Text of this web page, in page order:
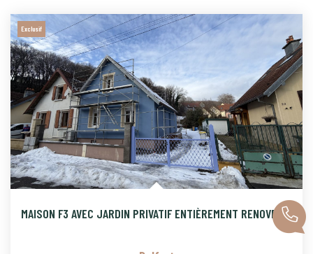
Exclusif
MAISON F3 AVEC JARDIN PRIVATIF ENTIÈREMENT RENOVE AVEC DES P